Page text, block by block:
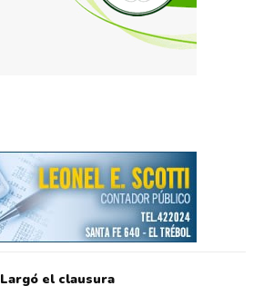
Largó el clausura